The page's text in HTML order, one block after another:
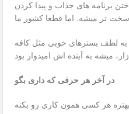
برنامه های جذاب و پیدا کردن
سخت تر میشه. اما قطعا کشور ما
به لطف بسترهای خوبی مثل کافه
در آخر هر حرفی که داری بگو
هر کسی همون کاری رو بکنه